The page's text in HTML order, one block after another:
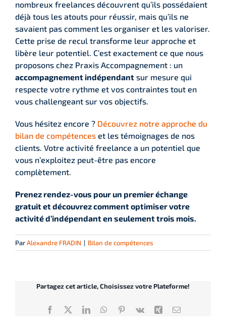
nombreux freelances découvrent qu’ils possédaient
déjà tous les atouts pour réussir, mais qu’ils ne
savaient pas comment les organiser et les valoriser.
Cette prise de recul transforme leur approche et
libère leur potentiel. C’est exactement ce que nous
proposons chez Praxis Accompagnement : un
accompagnement indépendant sur mesure qui
respecte votre rythme et vos contraintes tout en
vous challengeant sur vos objectifs.
Vous hésitez encore ? Découvrez notre approche du
bilan de compétences et les témoignages de nos
clients. Votre activité freelance a un potentiel que
vous n’exploitez peut-être pas encore
complètement.
Prenez rendez-vous pour un premier échange
gratuit et découvrez comment optimiser votre
activité d’indépendant en seulement trois mois.
ParAlexandre FRADIN | Bilan de compétences
Partagez cet article, Choisissez votre Plateforme!
Facebook
X LinkedInWhatsApp
Pinterest
Vk Xing Email